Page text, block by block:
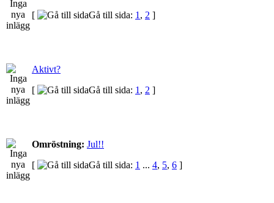
[
Gå till sida: 1 , 2 ]
Aktivt?
[
Gå till sida: 1 , 2 ]
Omröstning: Jul!!
[
Gå till sida: 1 ... 4, 5, 6 ]